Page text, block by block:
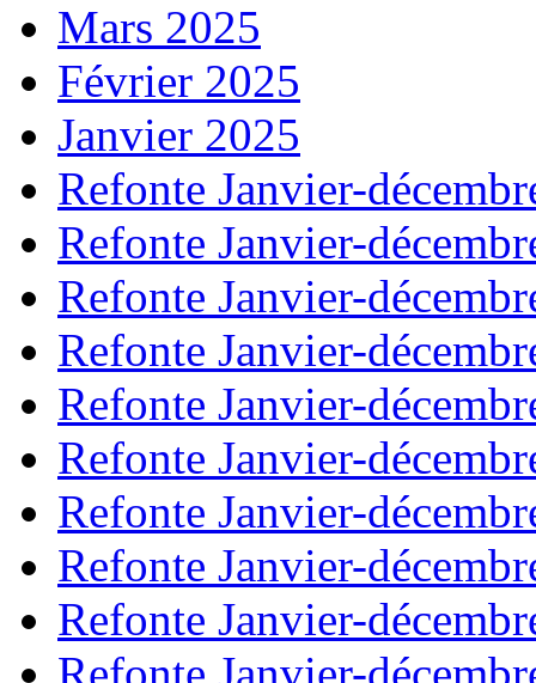
Mars 2025
Février 2025
Janvier 2025
Refonte Janvier-
Refonte Janvier-
Refonte Janvier-
Refonte Janvier-
Refonte Janvier-
Refonte Janvier-
Refonte Janvier-
Refonte Janvier-
Refonte Janvier-